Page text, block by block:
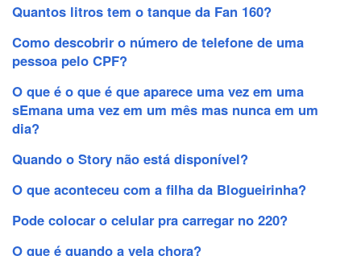
Quantos litros tem o tanque da Fan 160?
Como descobrir o número de telefone de uma
pessoa pelo CPF?
O que é o que é que aparece uma vez em uma
sEmana uma vez em um mês mas nunca em um
dia?
Quando o Story não está disponível?
O que aconteceu com a filha da Blogueirinha?
Pode colocar o celular pra carregar no 220?
O que é quando a vela chora?